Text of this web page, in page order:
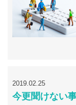
2019.02.25
今更聞けない